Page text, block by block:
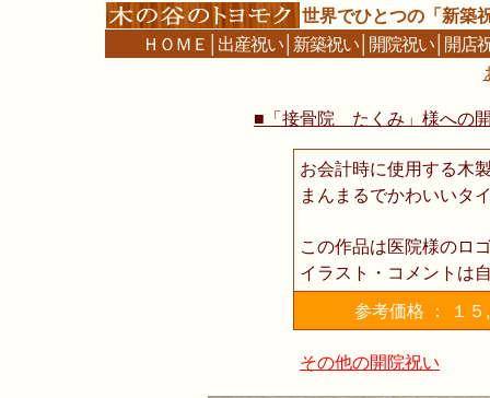
世界でひとつの「新築
ＨＯＭＥ 出産祝い 新築祝い 開院祝い 開店
■「接骨院 たくみ」様への
お会計時に使用する木
まんまるでかわいいタ
この作品は医院様のロ
イラスト・コメントは
参考価格 ： １
その他の開院祝い